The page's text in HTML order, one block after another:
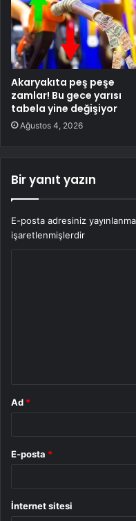
Akaryakıta peş peşe
zamlar! Bu gece yarısı
tabela yine değişiyor
Ağustos 4, 2026
Bir yanıt yazın
E-posta adresiniz
işaretlenmişlerdir
Ad *
E-posta *
İnternet sitesi